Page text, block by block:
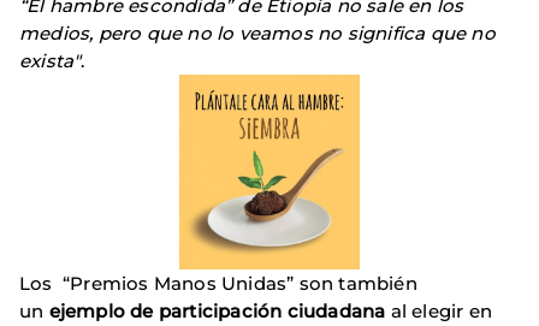
“El hambre escondida” de Etiopía no sale en los
medios, pero que no lo veamos no significa que no
exista".
Los “Premios Manos Unidas” son también
un ejemplo de participación ciudadana al elegir en